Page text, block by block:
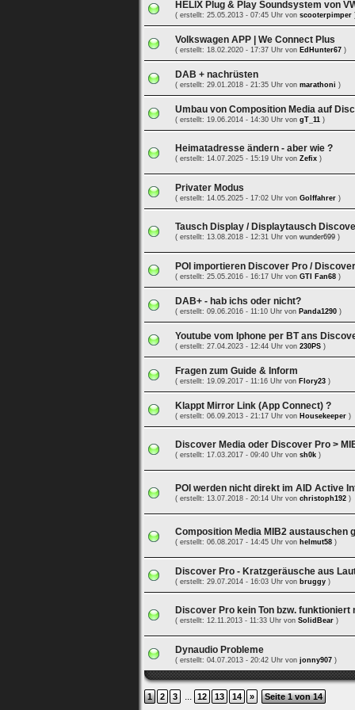
HELIX Plug & Play Soundsystem von
( erstellt: 25.05.2013 - 07:45 Uhr von scooterpimper
Volkswagen APP | We Connect Plus
( erstellt: 18.02.2020 - 17:37 Uhr von EdHunter67 )
DAB + nachrüsten
( erstellt: 29.01.2018 - 21:35 Uhr von marathoni )
Umbau von Composition Media auf
( erstellt: 19.06.2014 - 14:30 Uhr von gT_11 )
Heimatadresse ändern - aber wie ?
( erstellt: 14.07.2025 - 15:19 Uhr von Zefix )
Privater Modus
( erstellt: 14.05.2025 - 17:02 Uhr von Golffahrer )
Tausch Display / Displaytausch
( erstellt: 13.08.2018 - 12:31 Uhr von wunder699 )
POI importieren Discover Pro /
( erstellt: 25.05.2016 - 16:17 Uhr von GTI Fan68 )
DAB+ - hab ichs oder nicht?
( erstellt: 09.06.2016 - 11:10 Uhr von Panda1290 )
Youtube vom Iphone per BT ans
( erstellt: 27.04.2023 - 12:44 Uhr von 230PS )
Fragen zum Guide & Inform
( erstellt: 19.09.2017 - 11:16 Uhr von Flory23 )
Klappt Mirror Link (App Connect) ?
( erstellt: 06.09.2013 - 21:17 Uhr von Housekeeper )
Discover Media oder Discover Pro >
( erstellt: 17.03.2017 - 09:40 Uhr von sh0k )
POI werden nicht direkt im AID Active
( erstellt: 13.07.2018 - 20:14 Uhr von christoph192 )
Composition Media MIB2 austauschen
( erstellt: 06.08.2017 - 14:45 Uhr von helmut58 )
Discover Pro - Kratzgeräusche aus
( erstellt: 29.07.2014 - 16:03 Uhr von bruggy )
Discover Pro kein Ton bzw. funktioniert
( erstellt: 12.11.2013 - 11:33 Uhr von SolidBear )
Dynaudio Probleme
( erstellt: 04.07.2013 - 20:42 Uhr von jonny907 )
1 2 3 ... 12 13 14 » Seite 1 von 14